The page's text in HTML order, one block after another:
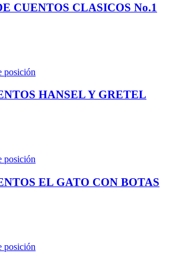
CUENTOS CLASICOS No.1
HANSEL Y GRETEL
EL GATO CON BOTAS